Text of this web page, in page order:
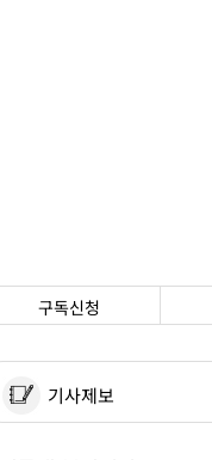
구독신청
기사제보